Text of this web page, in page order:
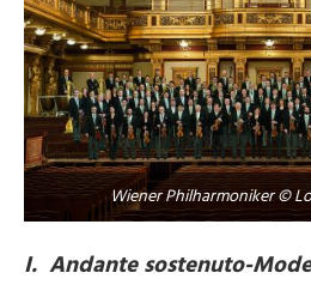
Wiener Philharmoniker ©
I. Andante sostenuto-